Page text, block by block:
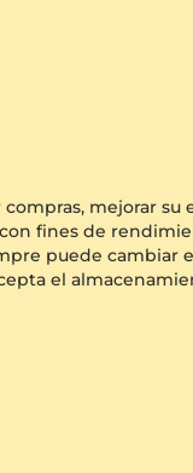
mejorar
fines de
puede cambiar
el